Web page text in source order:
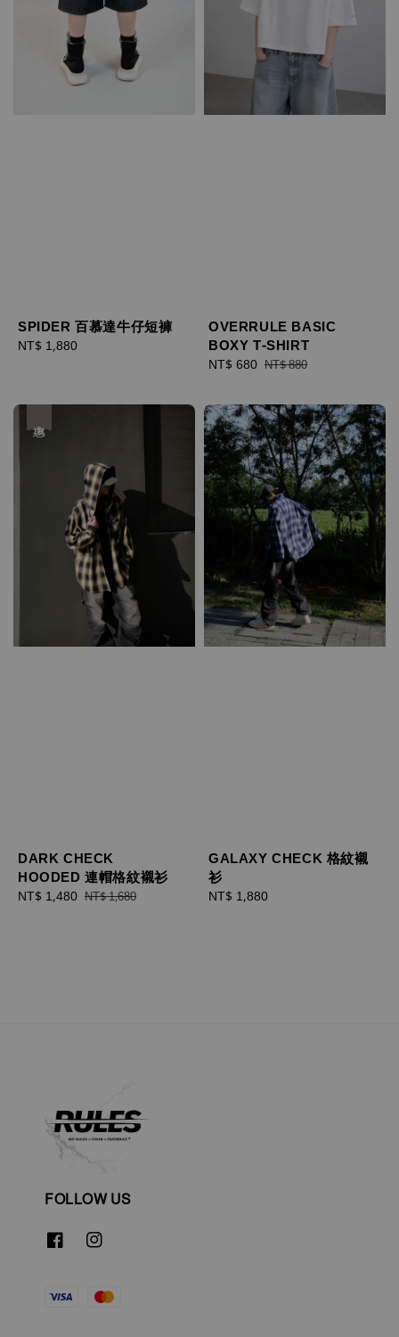
SPIDER 百慕達牛仔短褲
Regular
NT$ 1,880
OVERRULE BASIC
BOXY T-SHIRT
Sale
NT$ 680 Regular
NT$ 880
DARK CHECK
HOODED 連帽格紋襯衫
Sale
NT$ 1,480 Regular
NT$ 1,680
GALAXY CHECK 格紋襯
衫
Regular
NT$ 1,880
FOLLOW US